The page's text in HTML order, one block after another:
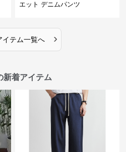
エット デニムパンツ
イテム一覧へ ›
新着アイテム